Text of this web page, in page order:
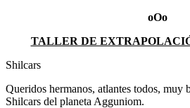
oOo
TALLER DE
Shilcars
Queridos hermanos, atlantes todos, muy
Shilcars del planeta Agguniom.